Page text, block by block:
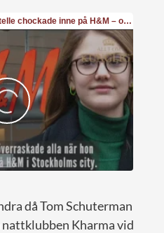
då Tom Schuterman
Kharma vid